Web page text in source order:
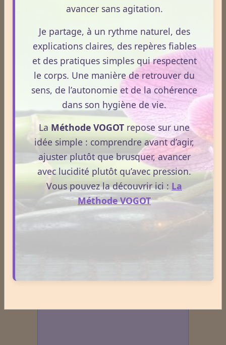
Newsletter #309 - mars 2026
ESPACE PUBLICITAIRE
Format : 300 × 600 px
Emplacement disponible
Cliquez ici pour consulter les
tarifs.
avancer sans agitation.
Je partage, à un rythme naturel, des
explications claires, des repères fiables
et des pratiques simples qui respectent
le corps. Une manière de retrouver du
sens, de l’autonomie et de la cohérence
dans son hygiène de vie.
La Méthode VOGOT repose sur une
idée simple : comprendre avant d’agir,
ajuster plutôt que brusquer, avancer
avec lucidité plutôt qu’avec pression.
Vous pouvez la découvrir ici : La
Méthode VOGOT